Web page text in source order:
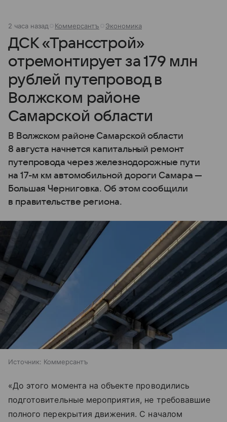
2 часа назад Коммерсантъ Экономика
ДСК «Трансстрой»
отремонтирует за 179 млн
рублей путепровод в
Волжском районе
Самарской области
В Волжском районе Самарской области
8 августа начнется капитальный ремонт
путепровода через железнодорожные пути
на 17-м км автомобильной дороги Самара —
Большая Черниговка. Об этом сообщили
в правительстве региона.
Источник: Коммерсантъ
«До этого момента на объекте проводились
подготовительные мероприятия, не требовавшие
полного перекрытия движения. С началом